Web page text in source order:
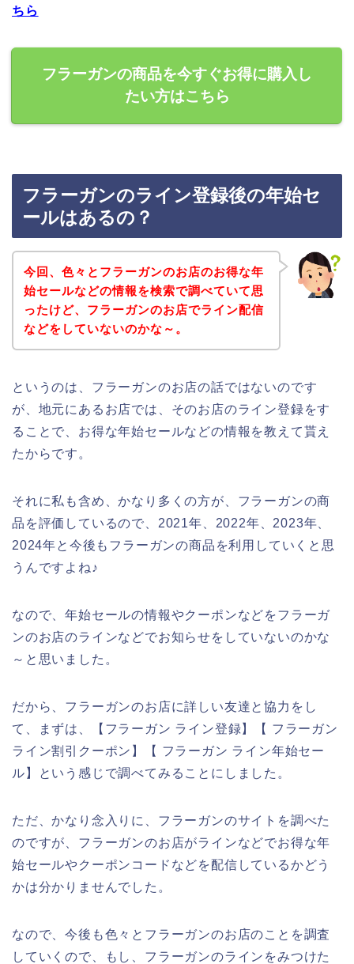
ちら
フラーガンの商品を今すぐお得に購入し
たい方はこちら
フラーガンのライン登録後の年始セ
ールはあるの？
今回、色々とフラーガンのお店のお得な年
始セールなどの情報を検索で調べていて思
ったけど、フラーガンのお店でライン配信
などをしていないのかな～。
というのは、フラーガンのお店の話ではないのです
が、地元にあるお店では、そのお店のライン登録をす
ることで、お得な年始セールなどの情報を教えて貰え
たからです。
それに私も含め、かなり多くの方が、フラーガンの商
品を評価しているので、2021年、2022年、2023年、
2024年と今後もフラーガンの商品を利用していくと思
うんですよね♪
なので、年始セールの情報やクーポンなどをフラーガ
ンのお店のラインなどでお知らせをしていないのかな
～と思いました。
だから、フラーガンのお店に詳しい友達と協力をし
て、まずは、【フラーガン ライン登録】【 フラーガン
ライン割引クーポン】【 フラーガン ライン年始セー
ル】という感じで調べてみることにしました。
ただ、かなり念入りに、フラーガンのサイトを調べた
のですが、フラーガンのお店がラインなどでお得な年
始セールやクーポンコードなどを配信しているかどう
かは分かりませんでした。
なので、今後も色々とフラーガンのお店のことを調査
していくので、もし、フラーガンのラインをみつけた